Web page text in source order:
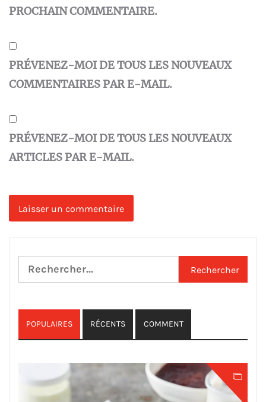
PROCHAIN COMMENTAIRE.
PRÉVENEZ-MOI DE TOUS LES NOUVEAUX
COMMENTAIRES PAR E-MAIL.
PRÉVENEZ-MOI DE TOUS LES NOUVEAUX
ARTICLES PAR E-MAIL.
Rechercher :
POPULAIRES RÉCENTS COMMENT